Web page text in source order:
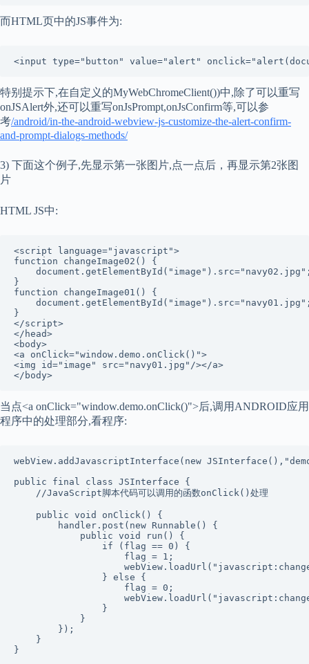
而HTML页中的JS事件为:
<input type="button" value="alert"
特别提示下,在自定义的MyWebChromeClient())中,除了可以重写
onJSAlert外,还可以重写onJsPrompt,onJsConfirm等,可以参
考/android/in-the-android-webview-js-customize-the-alert-confirm-
and-prompt-dialogs-methods/
3) 下面这个例子,先显示第一张图片,点一点后，再显示第2张图
片
HTML JS中:
<script language="javascript">
function changeImage02() {
}
function changeImage01() {
}
</script>
</head>
<body>
<a onClick="window.demo.onClick()">
<img id="image" src="navy01.jpg"/></a>
</body>
当点<a onClick="window.demo.onClick()">后,调用ANDROID应用
程序中的处理部分,看程序:
webView.addJavascriptInterface(new
public final class JSInterface {
    //JavaScript脚本代码可以调用的函数onClick()处理
    public void onClick() {
        handler.post(new Runnable() {
            public void run() {
                if (flag == 0) {
                    flag = 1;
                } else {
                    flag = 0;
                }
            }
        });
    }
}